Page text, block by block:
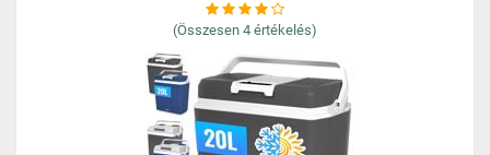
(Összesen 4 értékelés)